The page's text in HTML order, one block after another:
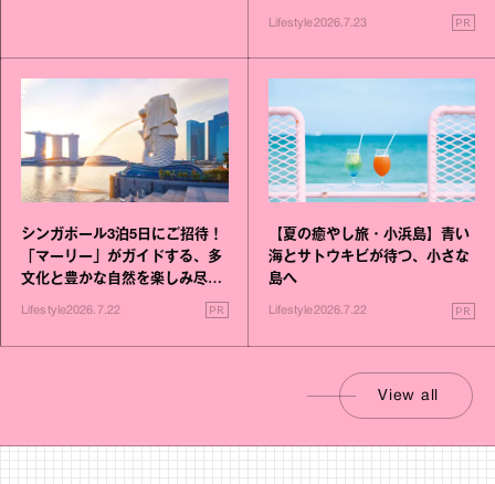
Lifestyle2026.7.23 PR
シンガポール3泊5日にご招待！
「マーリー」がガイドする、多
文化と豊かな自然を楽しみ尽く
Lifestyle2026.7.22 PR
【夏の癒やし旅・小浜島】青い
海とサトウキビが待つ、小さな
島へ
Lifestyle2026.7.22 PR
View all